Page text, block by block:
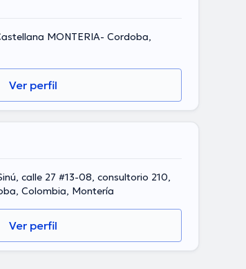
MONTERIA- Cordoba,
Ver perfil
calle 27 #13-08, consultorio 210,
Colombia, Montería
Ver perfil